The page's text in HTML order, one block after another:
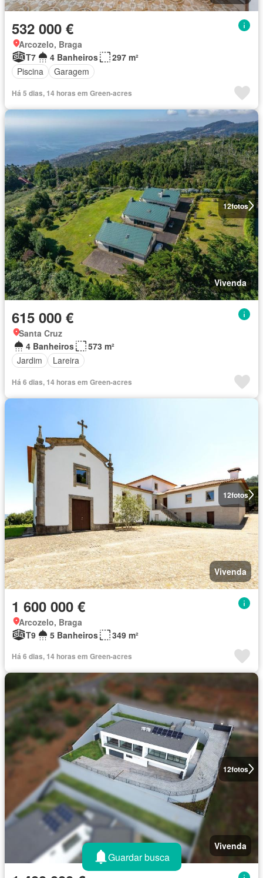
532 000 €
Arcozelo, Braga
T7
4 Banheiros
297 m²
Piscina
Garagem
Há 5 dias, 14 horas em Green-acres
12fotos
Vivenda
615 000 €
Santa Cruz
4 Banheiros
573 m²
Jardim
Lareira
Há 6 dias, 14 horas em Green-acres
12fotos
Vivenda
1 600 000 €
Arcozelo, Braga
T9
5 Banheiros 349 m²
Há 6 dias, 14 horas em Green-acres
12fotos
Vivenda
Guardar busca